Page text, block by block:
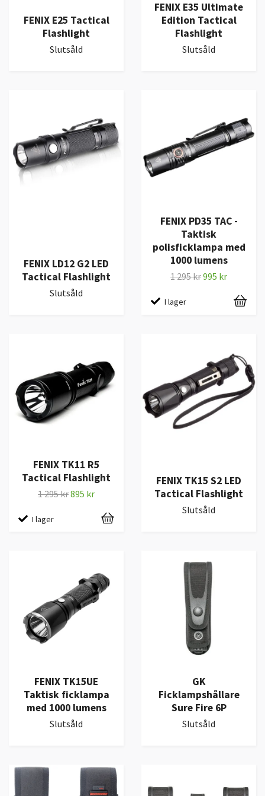
FENIX E25 Tactical
Flashlight
Slutsåld
FENIX E35 Ultimate
Edition Tactical
Flashlight
Slutsåld
FENIX LD12 G2 LED
Tactical Flashlight
Slutsåld
FENIX PD35 TAC -
Taktisk
polisficklampa med
1000 lumens
1 295 kr995 kr
I lager
FENIX TK11 R5
Tactical Flashlight
1 295 kr895 kr
I lager
FENIX TK15 S2 LED
Tactical Flashlight
Slutsåld
FENIX TK15UE
Taktisk ficklampa
med 1000 lumens
Slutsåld
GK
Ficklampshållare
Sure Fire 6P
Slutsåld